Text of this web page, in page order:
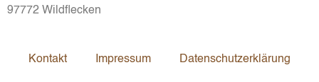
97772 Wildflecken
Kontakt Impressum Datenschutzerklärung